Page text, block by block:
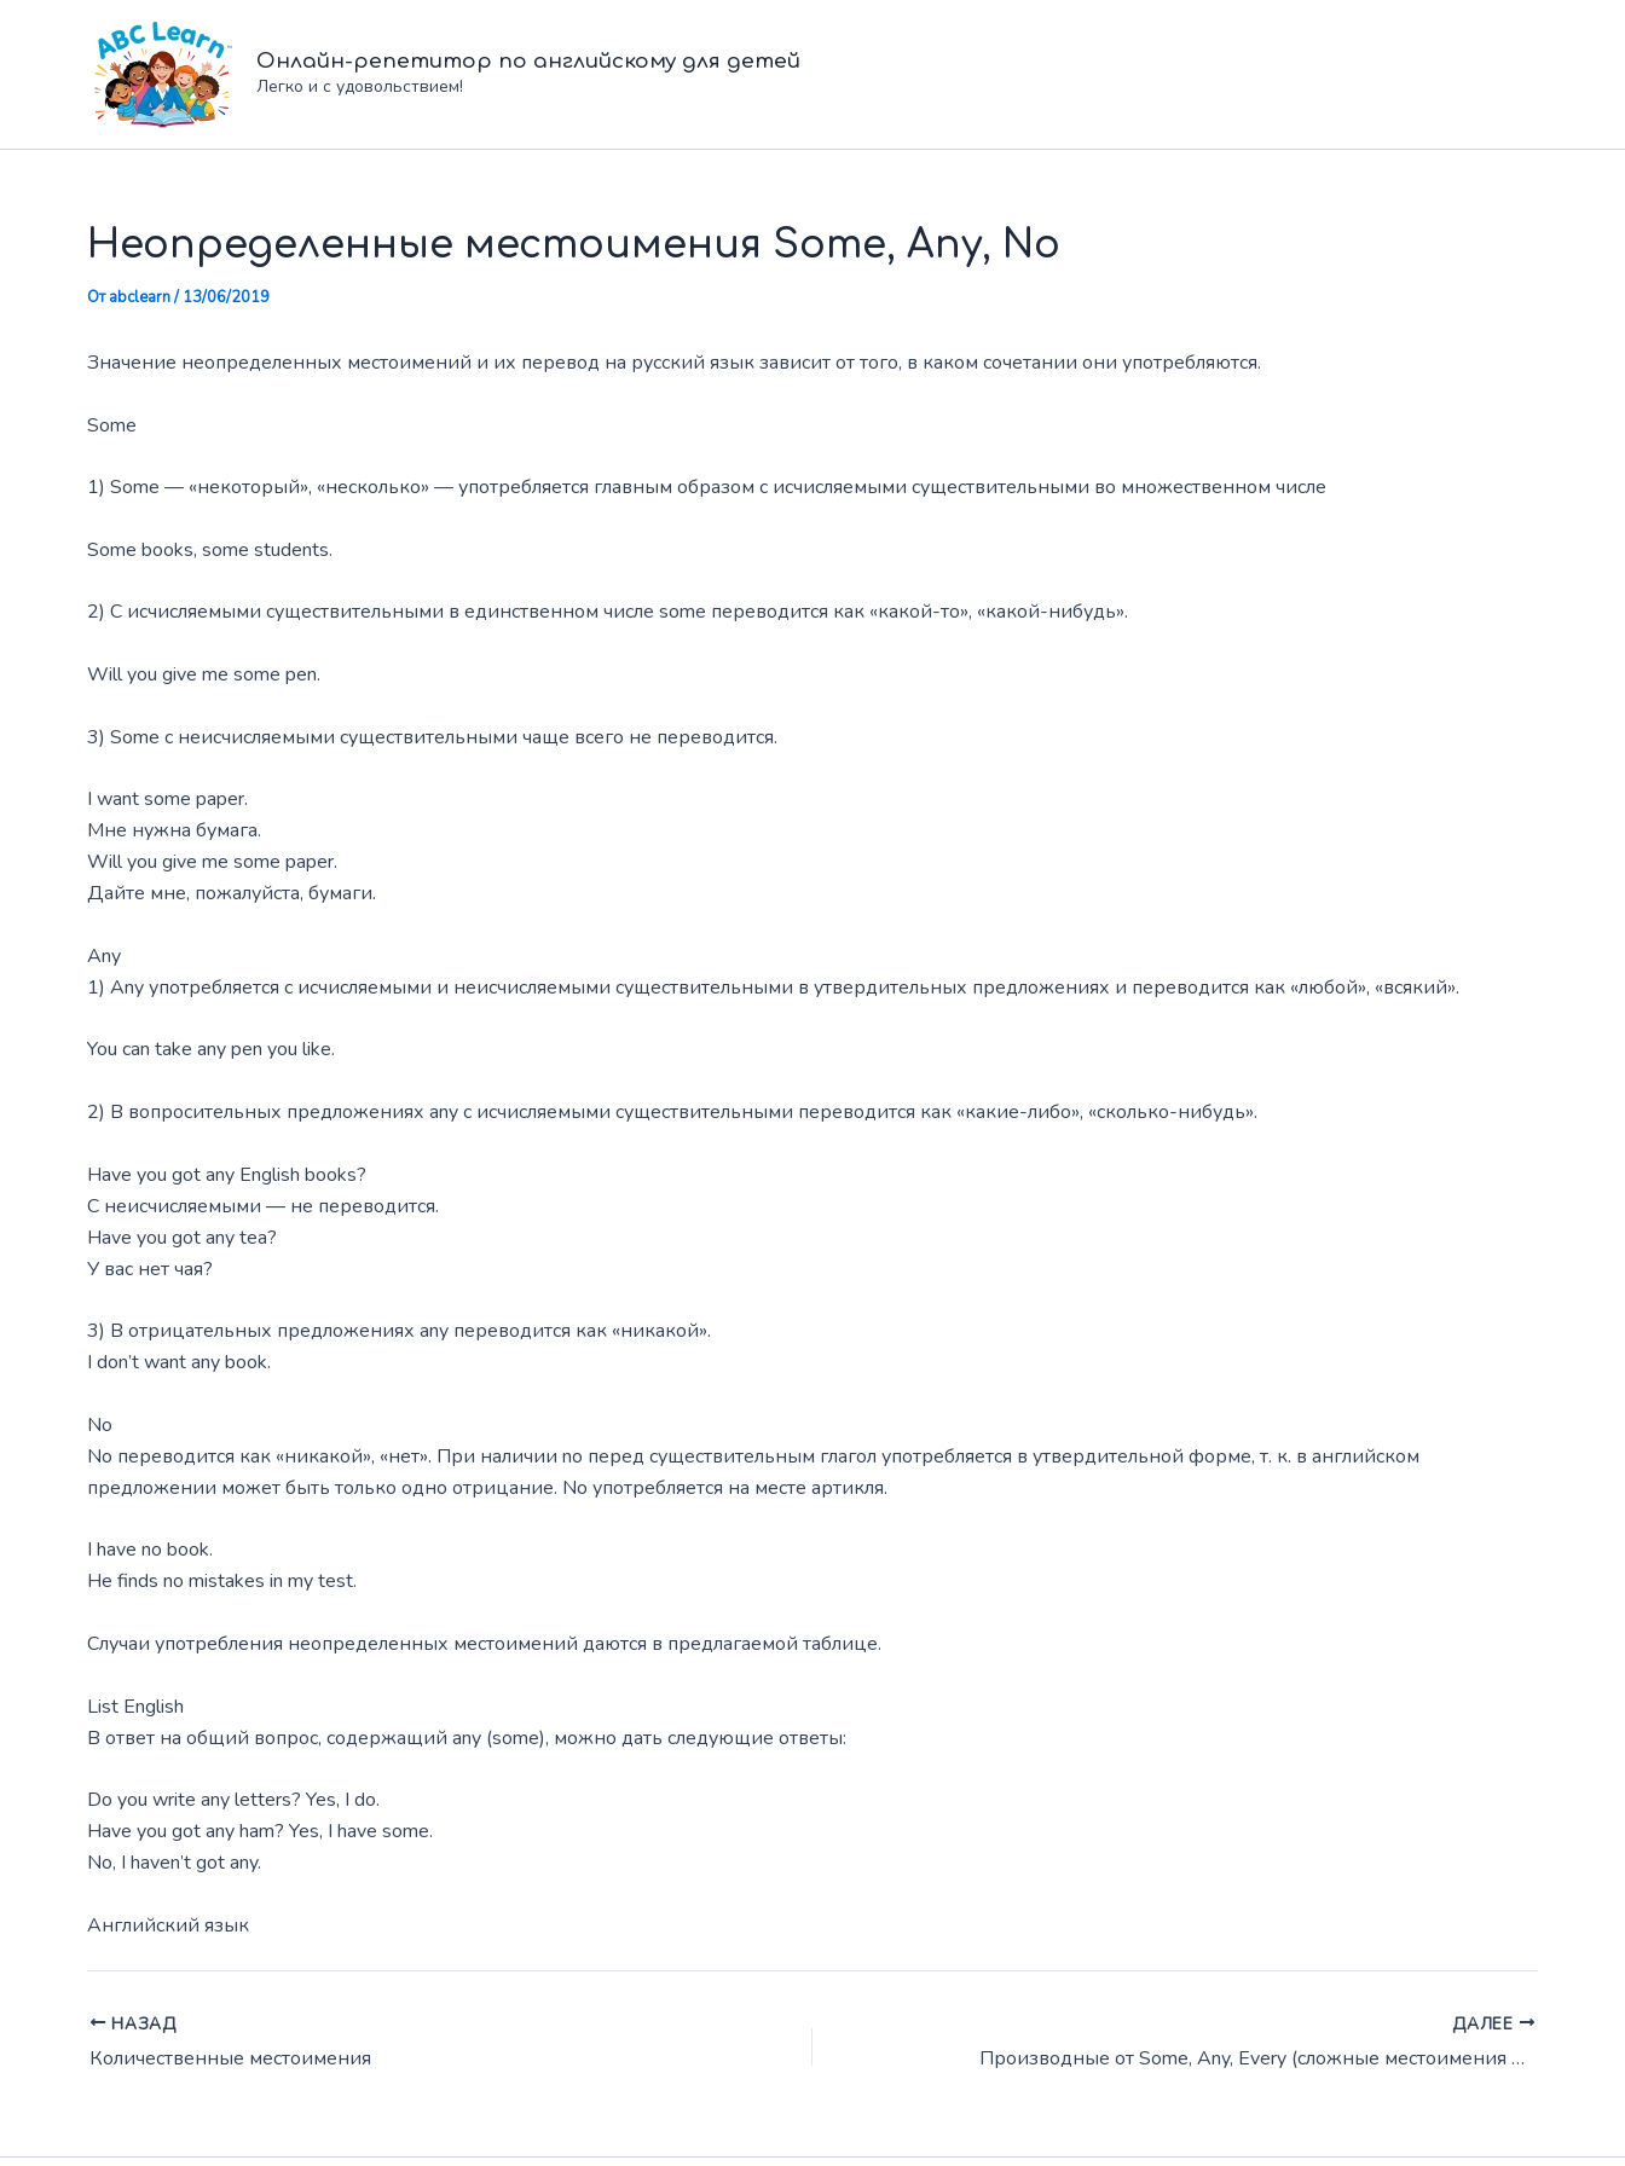
содержимому
Онлайн-репетитор по английскому для детей
Легко и с удовольствием!
Неопределенные местоимения Some, Any, No
Отabclearn/13/06/2019
Значение неопределенных местоимений и их перевод на русский язык зависит от того, в каком сочетании они употребляются.
Some
1) Some — «некоторый», «несколько» — употребляется главным образом с исчисляемыми существительными во множественном числе
Some books, some students.
2) С исчисляемыми существительными в единственном числе some переводится как «какой-то», «какой-нибудь».
Will you give me some pen.
3) Some с неисчисляемыми существительными чаще всего не переводится.
I want some paper.
Мне нужна бумага.
Will you give me some paper.
Дайте мне, пожалуйста, бумаги.
Any
1) Any употребляется с исчисляемыми и неисчисляемыми существительными в утвердительных предложениях и переводится как «любой», «всякий».
You can take any pen you like.
2) В вопросительных предложениях any с исчисляемыми существительными переводится как «какие-либо», «сколько-нибудь».
Have you got any English books?
С неисчисляемыми — не переводится.
Have you got any tea?
У вас нет чая?
3) В отрицательных предложениях any переводится как «никакой».
I don’t want any book.
No
No переводится как «никакой», «нет». При наличии nо перед существительным глагол употребляется в утвердительной форме, т. к. в английском
предложении может быть только одно отрицание. No употребляется на месте артикля.
I have no book.
Не finds no mistakes in my test.
Случаи употребления неопределенных местоимений даются в предлагаемой таблице.
List English
В ответ на общий вопрос, содержащий any (some), можно дать следующие ответы:
Do you write any letters? Yes, I do.
Have you got any ham? Yes, I have some.
No, I haven’t got any.
Английский язык
НАЗАД
Количественные местоимения
ДАЛЕЕ
Производные от Some, Any, Every (сложные местоимения и наречия)